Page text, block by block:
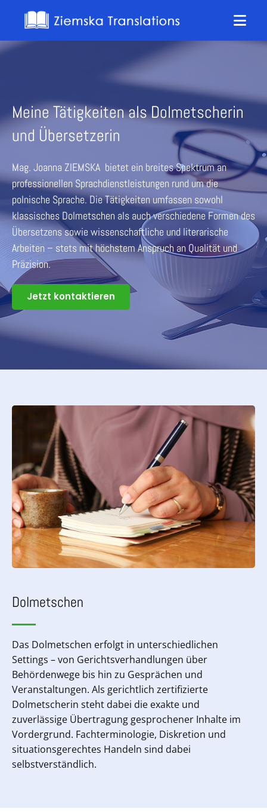
Meine Tätigkeiten als Dolmetscherin
und Übersetzerin
Mag. Joanna ZIEMSKA bietet ein breites Spektrum an
professionellen Sprachdienstleistungen rund um die
polnische Sprache. Die Tätigkeiten umfassen sowohl
klassisches Dolmetschen als auch verschiedene Formen des
Übersetzens sowie wissenschaftliche und literarische
Arbeiten – stets mit höchstem Anspruch an Qualität und
Präzision.
Jetzt kontaktieren
Dolmetschen
Das Dolmetschen erfolgt in unterschiedlichen
Settings – von Gerichtsverhandlungen über
Behördenwege bis hin zu Gesprächen und
Veranstaltungen. Als gerichtlich zertifizierte
Dolmetscherin steht dabei die exakte und
zuverlässige Übertragung gesprochener Inhalte im
Vordergrund. Fachterminologie, Diskretion und
situationsgerechtes Handeln sind dabei
selbstverständlich.